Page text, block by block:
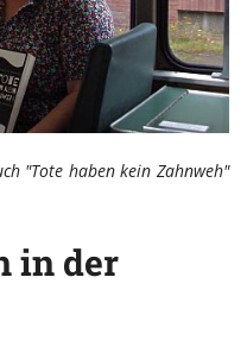
"Tote haben kein Zahnweh"
in der